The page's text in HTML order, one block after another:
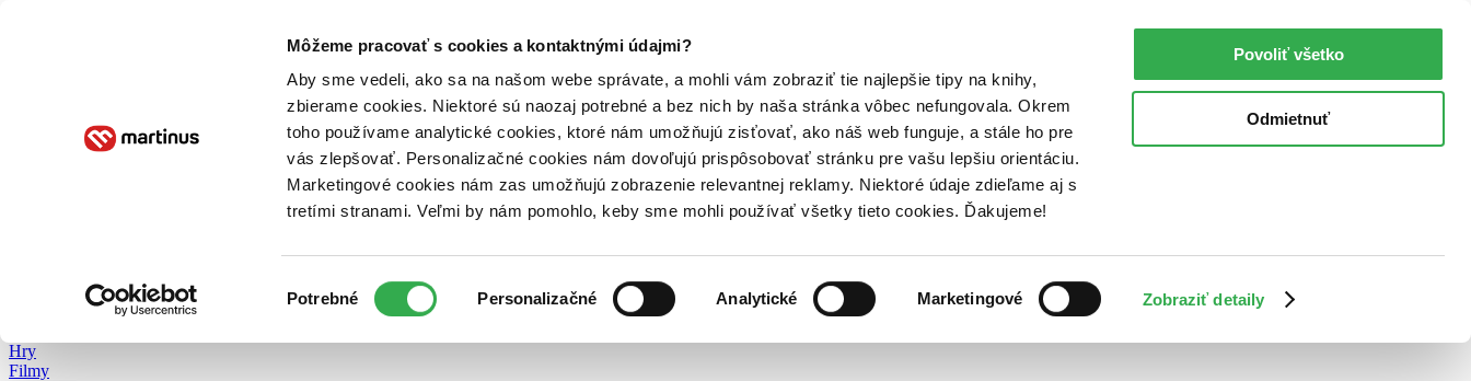
Môžeme pracovať s cookies a kontaktnými údajmi?
Aby sme vedeli, ako sa na našom webe správate, a mohli vám zobraziť tie najlepšie tipy na knihy,
zbierame cookies. Niektoré sú naozaj potrebné a bez nich by naša stránka vôbec nefungovala. Okrem
toho používame analytické cookies, ktoré nám umožňujú zisťovať, ako náš web funguje, a stále ho pre
vás zlepšovať. Personalizačné cookies nám dovoľujú prispôsobovať stránku pre vašu lepšiu orientáciu.
Marketingové cookies nám zas umožňujú zobrazenie relevantnej reklamy. Niektoré údaje zdieľame aj s
tretími stranami. Veľmi by nám pomohlo, keby sme mohli používať všetky tieto cookies. Ďakujeme!
súhlasu
Potrebné Personalizačné Analytické Marketingové Zobraziť detaily
Povoliť všetko
Odmietnuť
Poukážky Kontakt
Hry
Filmy